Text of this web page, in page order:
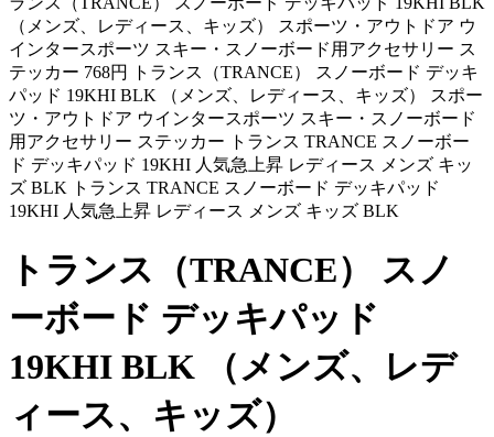
（メンズ、レディース、キッズ） スポーツ・アウトドア ウ
インタースポーツ スキー・スノーボード用アクセサリー ス
テッカー 768円 トランス（TRANCE） スノーボード デッキ
パッド 19KHI BLK （メンズ、レディース、キッズ） スポー
ツ・アウトドア ウインタースポーツ スキー・スノーボード
用アクセサリー ステッカー トランス TRANCE スノーボー
ド デッキパッド 19KHI 人気急上昇 レディース メンズ キッ
ズ BLK トランス TRANCE スノーボード デッキパッド
19KHI 人気急上昇 レディース メンズ キッズ BLK
トランス（TRANCE） スノ
ーボード デッキパッド
19KHI BLK （メンズ、レデ
ィース、キッズ）